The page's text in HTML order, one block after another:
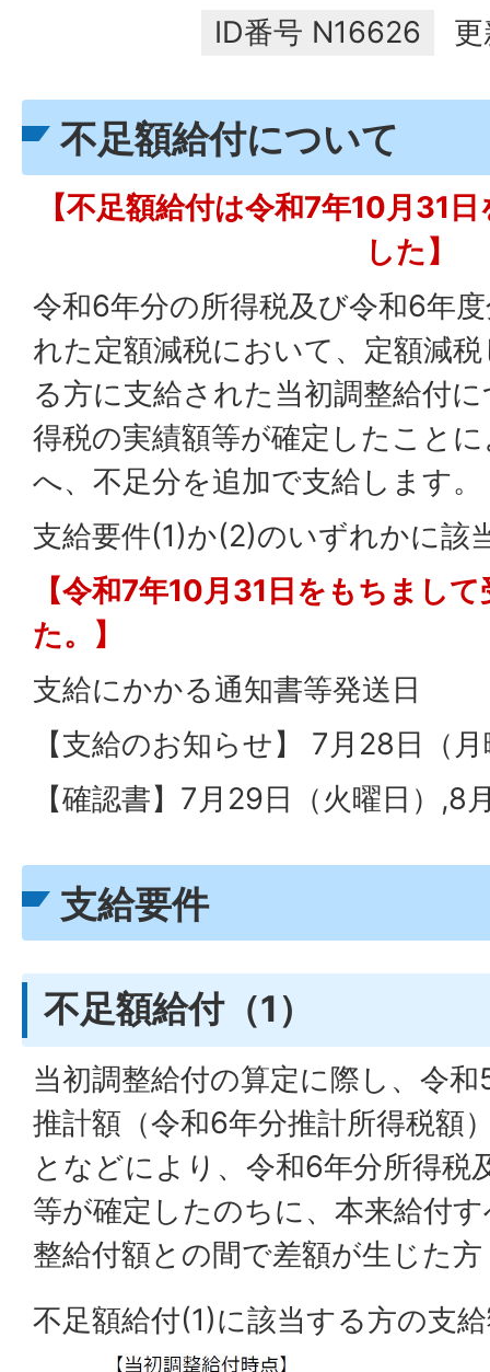
ID番号 N16626
不足額給付について
【不足額給付は令和7年10月31
した】
令和6年分の所得税及び令和6年
れた定額減税において、定額減
る方に支給された当初調整給付
得税の実績額等が確定したこと
へ、不足分を追加で支給します。
支給要件(1)か(2)のいずれかに該
【令和7年10月31日をもちまし
た。】
支給にかかる通知書等発送日
【支給のお知らせ】 7月28日（
【確認書】7月29日（火曜日）,8
支給要件
不足額給付（1）
当初調整給付の算定に際し、令
推計額（令和6年分推計所得税額
となどにより、令和6年分所得税
等が確定したのちに、本来給付
整給付額との間で差額が生じた方
不足額給付(1)に該当する方の支